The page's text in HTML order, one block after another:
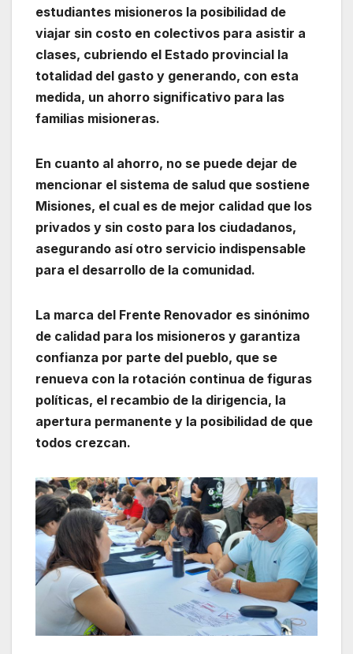
estudiantes misioneros la posibilidad de
viajar sin costo en colectivos para asistir a
clases, cubriendo el Estado provincial la
totalidad del gasto y generando, con esta
medida, un ahorro significativo para las
familias misioneras.
En cuanto al ahorro, no se puede dejar de
mencionar el sistema de salud que sostiene
Misiones, el cual es de mejor calidad que los
privados y sin costo para los ciudadanos,
asegurando así otro servicio indispensable
para el desarrollo de la comunidad.
La marca del Frente Renovador es sinónimo
de calidad para los misioneros y garantiza
confianza por parte del pueblo, que se
renueva con la rotación continua de figuras
políticas, el recambio de la dirigencia, la
apertura permanente y la posibilidad de que
todos crezcan.